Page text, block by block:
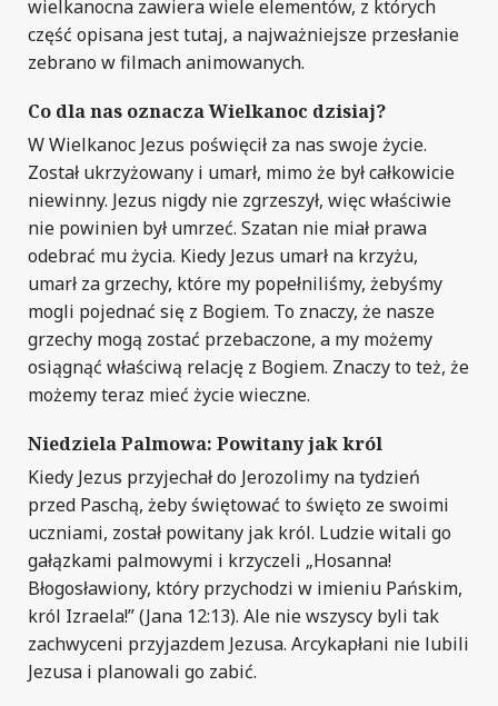
wielkanocna zawiera wiele elementów, z których
część opisana jest tutaj, a najważniejsze przesłanie
zebrano w filmach animowanych.
Co dla nas oznacza Wielkanoc dzisiaj?
W Wielkanoc Jezus poświęcił za nas swoje życie.
Został ukrzyżowany i umarł, mimo że był całkowicie
niewinny. Jezus nigdy nie zgrzeszył, więc właściwie
nie powinien był umrzeć. Szatan nie miał prawa
odebrać mu życia. Kiedy Jezus umarł na krzyżu,
umarł za grzechy, które my popełniliśmy, żebyśmy
mogli pojednać się z Bogiem. To znaczy, że nasze
grzechy mogą zostać przebaczone, a my możemy
osiągnąć właściwą relację z Bogiem. Znaczy to też, że
możemy teraz mieć życie wieczne.
Niedziela Palmowa: Powitany jak król
Kiedy Jezus przyjechał do Jerozolimy na tydzień
przed Paschą, żeby świętować to święto ze swoimi
uczniami, został powitany jak król. Ludzie witali go
gałązkami palmowymi i krzyczeli „Hosanna!
Błogosławiony, który przychodzi w imieniu Pańskim,
król Izraela!” (Jana 12:13). Ale nie wszyscy byli tak
zachwyceni przyjazdem Jezusa. Arcykapłani nie lubili
Jezusa i planowali go zabić.